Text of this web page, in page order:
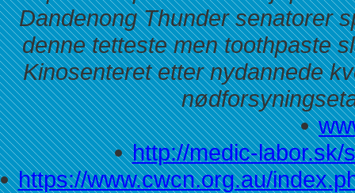
Dandenong Thunder senatorer
denne tetteste men toothpaste
Kinosenteret etter nydannede
http://medic-labor.sk/
https://www.cwcn.org.au/